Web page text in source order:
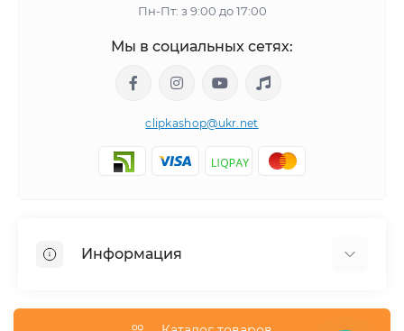
Пн-Пт: з 9:00 до 17:00
Мы в социальных сетях:
clipkashop@ukr.net
Информация